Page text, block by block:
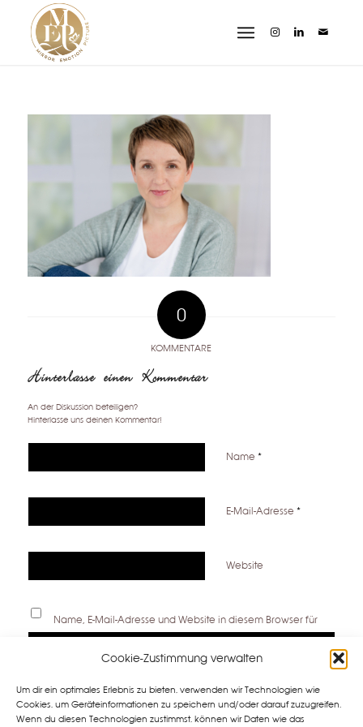
Cookie-Zustimmung verwalten
Um dir ein optimales Erlebnis zu bieten, verwenden wir Technologien wie
Cookies, um Geräteinformationen zu speichern und/oder darauf zuzugreifen.
Wenn du diesen Technologien zustimmst, können wir Daten wie das
0
KOMMENTARE
Hinterlasse einen Kommentar
An der Diskussion beteiligen?
Hinterlasse uns deinen Kommentar!
Name *
E-Mail-Adresse *
Website
Name, E-Mail-Adresse und Website in diesem Browser für
meinen nächsten Kommentar speichern.